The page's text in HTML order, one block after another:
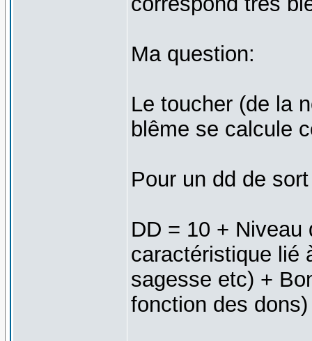
Ma question:
Le toucher (de la
blême se calcule
Pour un dd de
DD = 10 +
caractéristique lié
sagesse etc) +
fonction des dons)